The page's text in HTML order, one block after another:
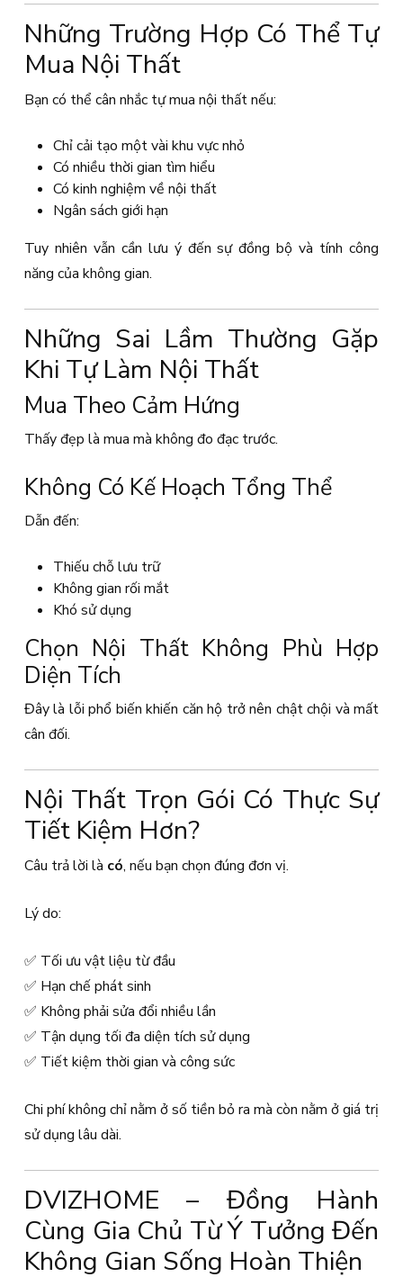
Những Trường Hợp Có Thể Tự
Mua Nội Thất
Bạn có thể cân nhắc tự mua nội thất nếu:
Chỉ cải tạo một vài khu vực nhỏ
Có nhiều thời gian tìm hiểu
Có kinh nghiệm về nội thất
Ngân sách giới hạn
Tuy nhiên vẫn cần lưu ý đến sự đồng bộ và tính công
năng của không gian.
Những Sai Lầm Thường Gặp
Khi Tự Làm Nội Thất
Mua Theo Cảm Hứng
Thấy đẹp là mua mà không đo đạc trước.
Không Có Kế Hoạch Tổng Thể
Dẫn đến:
Thiếu chỗ lưu trữ
Không gian rối mắt
Khó sử dụng
Chọn Nội Thất Không Phù Hợp
Diện Tích
Đây là lỗi phổ biến khiến căn hộ trở nên chật chội và mất
cân đối.
Nội Thất Trọn Gói Có Thực Sự
Tiết Kiệm Hơn?
Câu trả lời là có, nếu bạn chọn đúng đơn vị.
Lý do:
✅ Tối ưu vật liệu từ đầu
✅ Hạn chế phát sinh
✅ Không phải sửa đổi nhiều lần
✅ Tận dụng tối đa diện tích sử dụng
✅ Tiết kiệm thời gian và công sức
Chi phí không chỉ nằm ở số tiền bỏ ra mà còn nằm ở giá trị
sử dụng lâu dài.
DVIZHOME – Đồng Hành
Cùng Gia Chủ Từ Ý Tưởng Đến
Không Gian Sống Hoàn Thiện